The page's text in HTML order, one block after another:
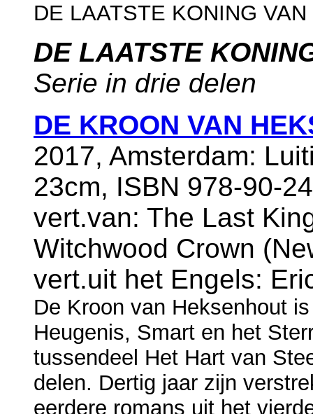
DE LAATSTE KONING
DE LAATSTE
Serie in drie delen
DE KROON VAN
2017, Amsterdam:
23cm, ISBN 978-90-
vert.van: The Last
Witchwood Crown
vert.uit het Engels:
De Kroon van Heksenhout
Heugenis, Smart en het
tussendeel Het Hart van
delen. Dertig jaar zijn
eerdere romans uit het